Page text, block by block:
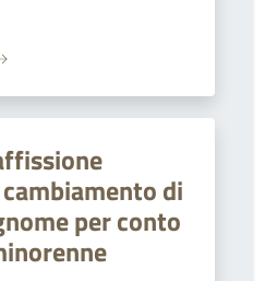
di
per conto